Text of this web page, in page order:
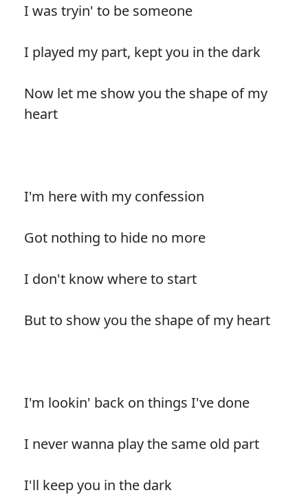
I was tryin' to be someone
I played my part, kept you in the dark
Now let me show you the shape of my
heart
I'm here with my confession
Got nothing to hide no more
I don't know where to start
But to show you the shape of my heart
I'm lookin' back on things I've done
I never wanna play the same old part
I'll keep you in the dark